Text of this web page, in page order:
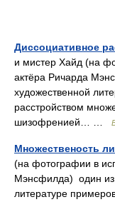
Диссоциативное
и мистер Хайд (на
актёра Ричарда
художественной
расстройством
шизофренией… …
Множественость
(на фотографии в
Мэнсфилда) один из
литературе